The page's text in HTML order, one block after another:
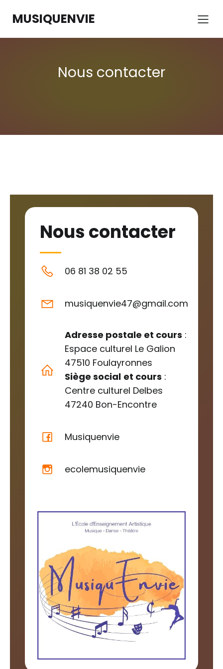
MUSIQUENVIE
Nous contacter
Nous contacter
06 81 38 02 55
musiquenvie47@gmail.com
Adresse postale et cours :
Espace culturel Le Galion
47510 Foulayronnes
Siège social et cours :
Centre culturel Delbes
47240 Bon-Encontre
Musiquenvie
ecolemusiquenvie